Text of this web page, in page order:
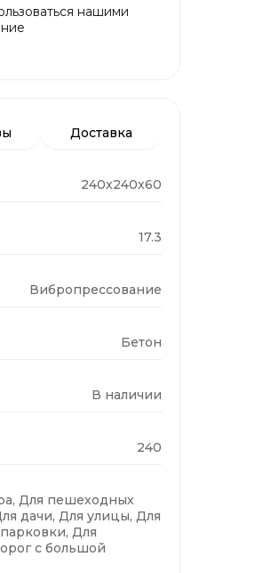
нашими
Доставка
240x240x60
17.3
Вибропрессование
Бетон
В наличии
240
Для пешеходных
дачи, Для улицы, Для
Для
с большой